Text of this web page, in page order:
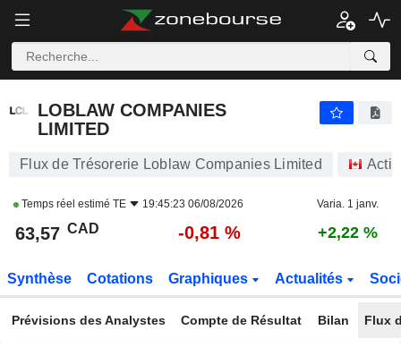
LOBLAW COMPANIES
LIMITED
Flux de Trésorerie Loblaw Companies Limited
Temps réel estimé TE 19:45:23 06/08/2026 Varia. 1 janv.
63,57 CAD -0,81 % +2,22 %
Synthèse Cotations Graphiques Actualités
Prévisions des Analystes Compte de Résultat Bilan Flux